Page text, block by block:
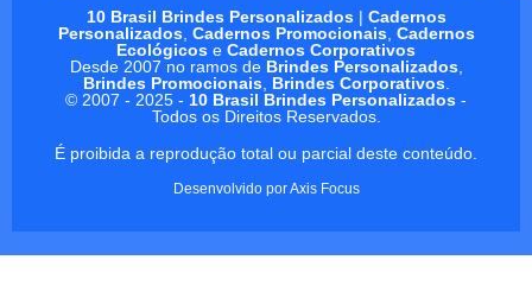
10 Brasil Brindes Personalizados| Cadernos
Personalizados, Cadernos Promocionais, Cadernos
Ecológicos e Cadernos Corporativos
Desde 2007 no ramos de Brindes Personalizados,
Brindes Promocionais, Brindes Corporativos.
© 2007 - 2025 - 10 Brasil Brindes Personalizados -
Todos os Direitos Reservados.
É proibida a reprodução total ou parcial deste conteúdo.
Desenvolvido porAxis Focus